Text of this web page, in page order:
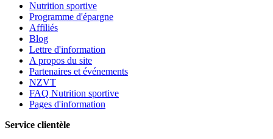
Nutrition sportive
Programme d'épargne
Affiliés
Blog
Lettre d'information
A propos du site
Partenaires et événements
NZVT
FAQ Nutrition sportive
Pages d'information
Service clientèle